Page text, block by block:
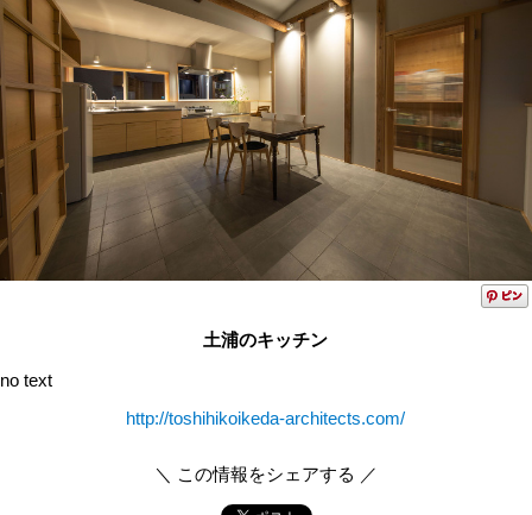
土浦のキッチン
no text
http://toshihikoikeda-architects.com/
＼ この情報をシェアする ／